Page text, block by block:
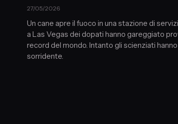
27/05/2026
Un cane apre il fuoco in una stazione di
a Las Vegas dei dopati hanno gareggiato
record del mondo. Intanto gli scienziati
sorridente.